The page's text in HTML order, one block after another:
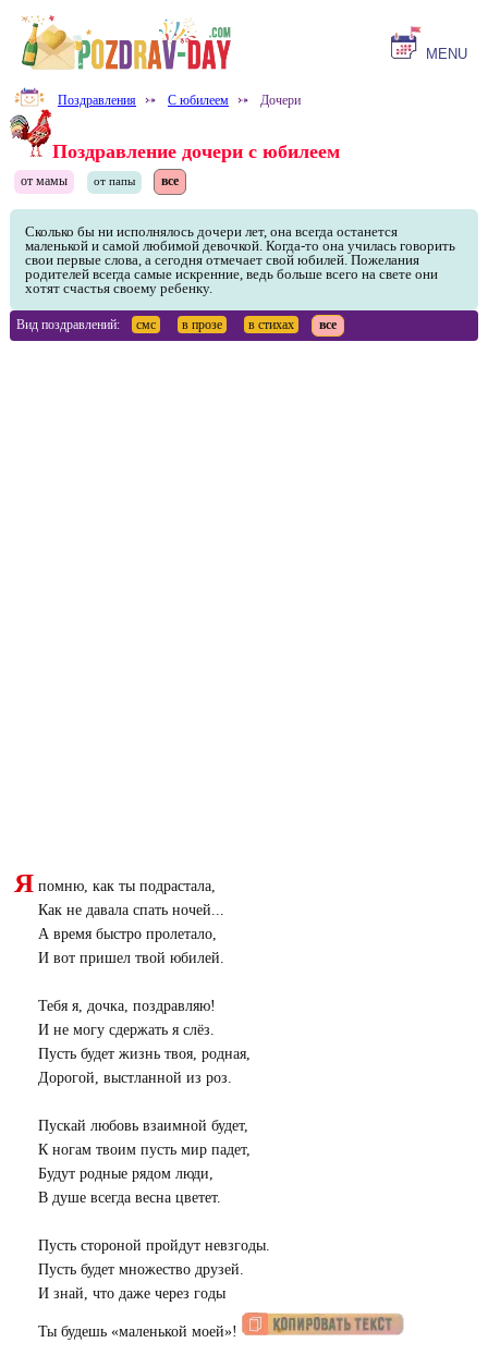
MENU
Поздравления ⤐ С юбилеем ⤐ Дочери
Поздравление дочери с юбилеем
от мамы от папы все
Сколько бы ни исполнялось дочери лет, она всегда останется
маленькой и самой любимой девочкой. Когда-то она училась говорить
свои первые слова, а сегодня отмечает свой юбилей. Пожелания
родителей всегда самые искренние, ведь больше всего на свете они
хотят счастья своему ребенку.
Вид поздравлений: смс в прозе в стихах все
Я помню, как ты подрастала,
Как не давала спать ночей...
А время быстро пролетало,
И вот пришел твой юбилей.
Тебя я, дочка, поздравляю!
И не могу сдержать я слёз.
Пусть будет жизнь твоя, родная,
Дорогой, выстланной из роз.
Пускай любовь взаимной будет,
К ногам твоим пусть мир падет,
Будут родные рядом люди,
В душе всегда весна цветет.
Пусть стороной пройдут невзгоды.
Пусть будет множество друзей.
И знай, что даже через годы
Ты будешь «маленькой моей»!